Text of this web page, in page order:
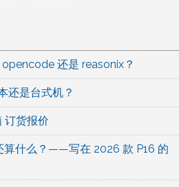
还是 reasonix？
还是台式机？
订货报价
算什么？——写在 2026 款 P16 的